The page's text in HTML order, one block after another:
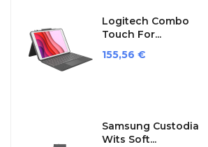
Logitech Combo
Touch For...
Prezzo
155,56 €
Samsung Custodia
Wits Soft...